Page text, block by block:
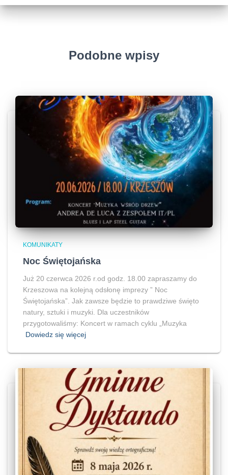
Podobne wpisy
KOMUNIKATY
Noc Świętojańska
Już 20 czerwca 2026 r.od godz. 18.00 zapraszamy do
Krzeszowa na kolejną odsłonę imprezy ” Noc
Świętojańska”. Jak zawsze będzie to prawdziwe święto
natury, sztuki i muzyki. Dla uczestników
przygotowaliśmy: Koncert w ramach cyklu „Muzyka
Dowiedz się więcej